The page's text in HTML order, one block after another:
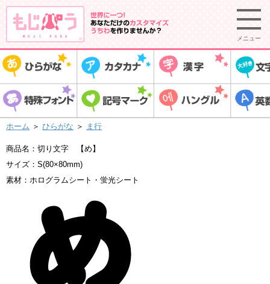
メニュー
ホーム ＞ ひらがな ＞ ま行
商品名：切り文字 【め】
サイズ：S(80×80mm)
素材：ホログラムシート・蛍光シート